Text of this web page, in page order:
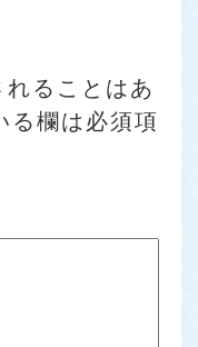
ることはあ
る欄は必須項